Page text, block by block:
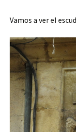
Vamos a ver el